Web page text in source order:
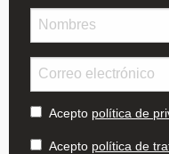
Acepto política de
Acepto política de